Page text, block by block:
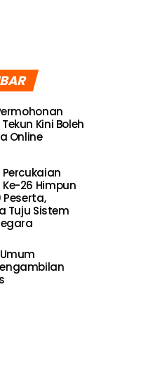
Kini Boleh
Online
26 Himpun
Peserta,
Tuju Sistem